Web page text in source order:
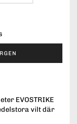
EVOSTRIKE
vilt där